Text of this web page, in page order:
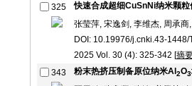
325
快速合成超细CuSnNi纳米颗粒
张莹萍, 宋逸剑, 李维杰, 周承商
DOI: 10.19976/j.cnki.43-1448/
2025 Vol. 30 (4): 325-342 [摘
343
粉末热挤压制备原位纳米Al 2O3